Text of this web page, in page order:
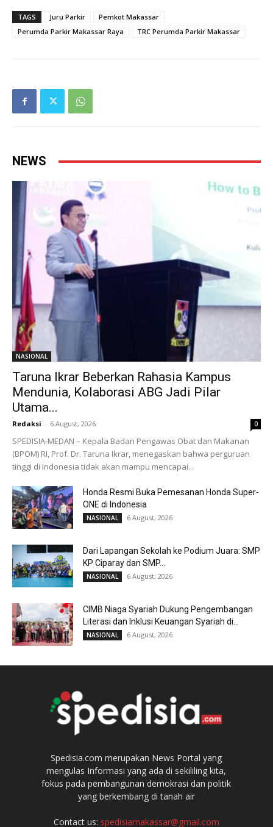
TAGS Juru Parkir
Pemkot Makassar
Perumda Parkir Makassar Raya
TRC Perumda Parkir Makassar
NEWS
NASIONAL
Taruna Ikrar Beberkan Rahasia Kampus
Mendunia, Kolaborasi ABG Jadi Pilar
Utama...
Redaksi - 6 August, 2026 0
SPEDISIA-MEDAN – Kepala Badan Pengawas Obat dan Makanan
(BPOM) RI, Prof. Dr. Taruna Ikrar, menegaskan bahwa perguruan
tinggi di Indonesia tidak akan mampu mencapai...
Honda Resmi Buka Pemesanan Honda Super-
ONE di Indonesia
NASIONAL 6 August, 2026
Dari Lapangan Sekolah ke Podium Juara: SMP
KP Ciparay dan SMP...
NASIONAL 6 August, 2026
CIMB Niaga Syariah Dukung Pengembangan
Literasi dan Inklusi Keuangan Syariah di...
NASIONAL 6 August, 2026
Spedisia.com merupakan News Portal yang
mengulas Informasi yang ada di sekililing kita,
fokus pada pembangunan demokrasi dan politik
yang berkembang di tanah air
Contact us: spedisiamakassar@gmail.com